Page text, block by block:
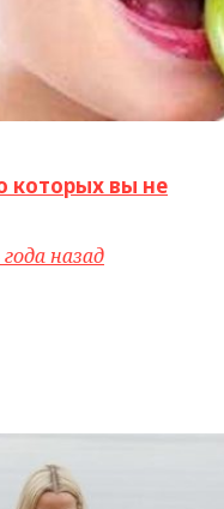
которых вы не
года назад